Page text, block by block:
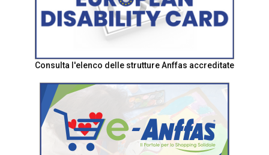
Consulta l'elenco delle strutture Anffas accreditate